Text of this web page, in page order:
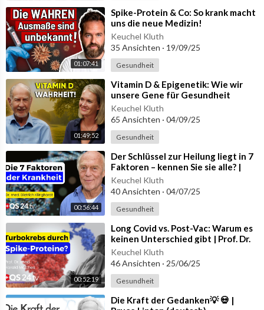
▬ Kontakt & Links ▬▬▬▬▬▬▬▬▬▬▬▬▬
Dr. med. Kurt E. Müller Klinische Umweltmedizin
Webseite:https://www.europaem.eu/
▬ wikiSana ▬▬▬▬▬▬▬▬▬▬▬▬▬▬▬▬▬
Wir steigen um auf wikiSana, denn alle großen Social Media Ko
nzerne haben entschieden, dass man nur noch die wahren Gesun
dheitssendungen verbreiten will und alles unwahre/Fake News
usw. löschen und sich dabei an die WHO-Vorgaben halten will.
Das ist absolut legitim und darf respektvoll und mit Verständnis
angesehen werden.
Wir sehen es aber anders. Wir sehen die Erfahrungsheilkunde, d
ie Naturheilkunde, wir sehen so viele Schätze der Medizin, die e
s noch nicht geschafft haben, eine WHO-Legitimierung zu beko
mmen.
Schauen Sie also QS24 ohne Werbeunterbrüche auf wikiSana u
nd nutzen Sie dabei die weltweit einzigartige KI Suchanfrage. S
tellen Sie Ihre individuellen Gesundheitsfragen und profitieren
Sie von exklusiven Sendungen.
01:07:41
⁣Spike-Protein & Co: So krank macht
uns die neue Medizin!
Keuchel Kluth
35 Ansichten · 19/09/25
Gesundheit
01:49:52
⁣Vitamin D & Epigenetik: Wie wir
unsere Gene für Gesundheit
steuern – Prof. Jörg Spitz.
Keuchel Kluth
65 Ansichten · 04/09/25
Gesundheit
00:56:44
⁣Der Schlüssel zur Heilung liegt in 7
Faktoren – kennen Sie sie alle? |
QS24 Wissenschafts-Gremium
Keuchel Kluth
40 Ansichten · 04/07/25
Gesundheit
00:52:19
⁣Long Covid vs. Post-Vac: Warum es
keinen Unterschied gibt | Prof. Dr.
med. H. Matthes | QS24 Gremium
Keuchel Kluth
46 Ansichten · 25/06/25
Gesundheit
⁣Die Kraft der Gedanken💡 💀 |